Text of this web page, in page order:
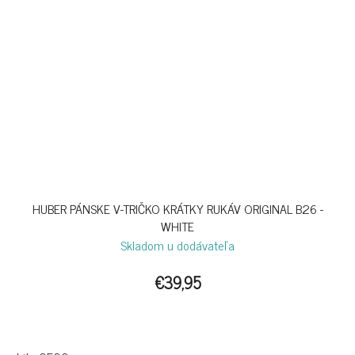
HUBER PÁNSKE V-TRIČKO KRÁTKY RUKÁV ORIGINAL B26 -
WHITE
Skladom u dodávateľa
€39,95